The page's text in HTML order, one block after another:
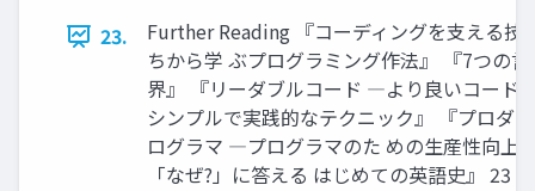
23.
Further Reading 『コーディングを支える
ちから学 ぶプログラミング作法』 『7つの
界』 『リーダブルコード ―より良いコード
シンプルで実践的なテクニック』 『プロダ
ログラマ ―プログラマのた めの生産性向上
「なぜ?」に答える はじめての英語史』 23